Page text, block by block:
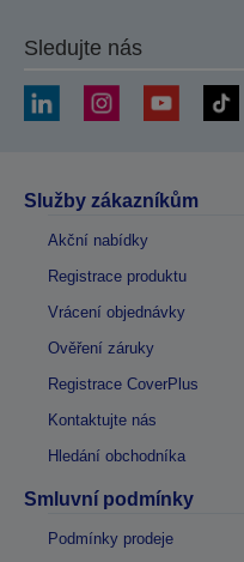
Sledujte nás
Služby zákazníkům
Akční nabídky
Registrace produktu
Vrácení objednávky
Ověření záruky
Registrace CoverPlus
Kontaktujte nás
Hledání obchodníka
Smluvní podmínky
Podmínky prodeje